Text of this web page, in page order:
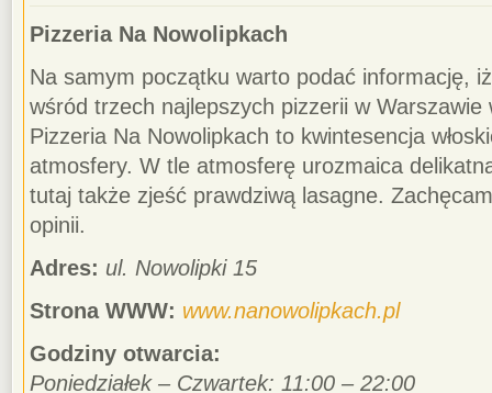
Pizzeria Na Nowolipkach
Na samym początku warto podać informację,
wśród trzech najlepszych pizzerii w Warszawie
Pizzeria Na Nowolipkach to kwintesencja
atmosfery. W tle atmosferę urozmaica
tutaj także zjeść prawdziwą lasagne.
opinii.
Adres: ul. Nowolipki 15
Strona WWW: www.nanowolipkach.pl
Godziny otwarcia:
Poniedziałek – Czwartek: 11:00 – 22:00